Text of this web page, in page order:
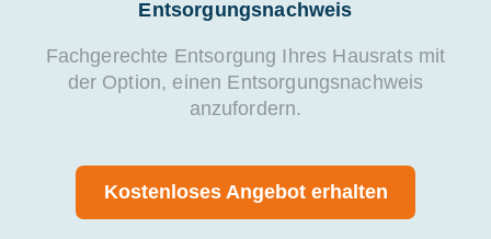
Entsorgungsnachweis
Fachgerechte Entsorgung Ihres Hausrats mit
der Option, einen Entsorgungsnachweis
anzufordern.
Kostenloses Angebot erhalten